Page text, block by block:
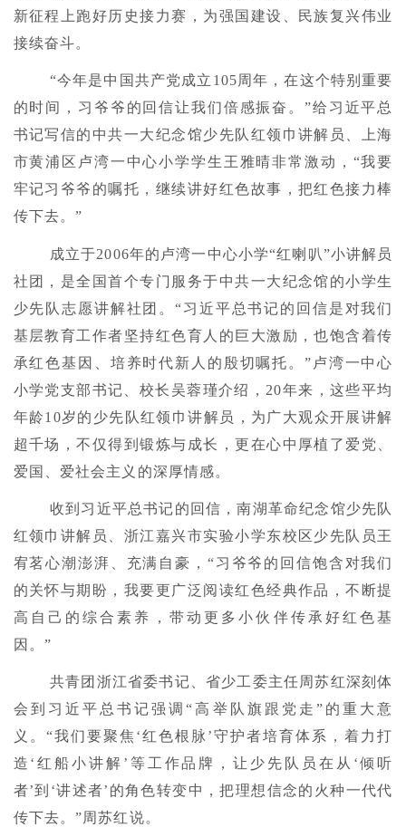
新征程上跑好历史接力赛，为强国建设、民族复兴伟业
接续奋斗。
“今年是中国共产党成立105周年，在这个特别重要
的时间，习爷爷的回信让我们倍感振奋。”给习近平总
书记写信的中共一大纪念馆少先队红领巾讲解员、上海
市黄浦区卢湾一中心小学学生王雅晴非常激动，“我要
牢记习爷爷的嘱托，继续讲好红色故事，把红色接力棒
传下去。”
成立于2006年的卢湾一中心小学“红喇叭”小讲解员
社团，是全国首个专门服务于中共一大纪念馆的小学生
少先队志愿讲解社团。“习近平总书记的回信是对我们
基层教育工作者坚持红色育人的巨大激励，也饱含着传
承红色基因、培养时代新人的殷切嘱托。”卢湾一中心
小学党支部书记、校长吴蓉瑾介绍，20年来，这些平均
年龄10岁的少先队红领巾讲解员，为广大观众开展讲解
超千场，不仅得到锻炼与成长，更在心中厚植了爱党、
爱国、爱社会主义的深厚情感。
收到习近平总书记的回信，南湖革命纪念馆少先队
红领巾讲解员、浙江嘉兴市实验小学东校区少先队员王
宥茗心潮澎湃、充满自豪，“习爷爷的回信饱含对我们
的关怀与期盼，我要更广泛阅读红色经典作品，不断提
高自己的综合素养，带动更多小伙伴传承好红色基
因。”
共青团浙江省委书记、省少工委主任周苏红深刻体
会到习近平总书记强调“高举队旗跟党走”的重大意
义。“我们要聚焦‘红色根脉’守护者培育体系，着力打
造‘红船小讲解’等工作品牌，让少先队员在从‘倾听
者’到‘讲述者’的角色转变中，把理想信念的火种一代代
传下去。”周苏红说。